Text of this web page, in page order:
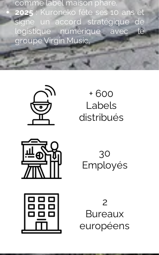
comme label maison phare.
2025: Kuroneko fête ses 10 ans et
signe un accord stratégique de
logistique numérique avec le
groupe Virgin Music.
+ 600
Labels
distribués
30
Employés
2
Bureaux
européens